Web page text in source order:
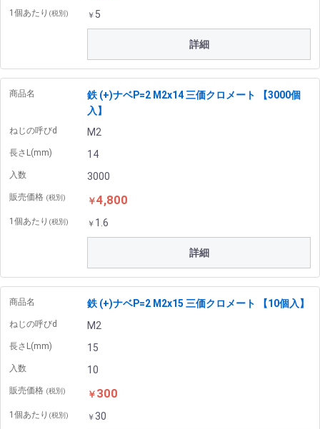
1個あたり (税別) ￥ 5
詳細
商品名
鉄 (+)ナベP=2 M2x14 三価クロメート 【3000個
入】
ねじの呼びd M2
長さL(mm) 14
入数 3000
販売価格 (税別) ￥4,800
1個あたり (税別) ￥ 1.6
詳細
商品名 鉄 (+)ナベP=2 M2x15 三価クロメート 【10個入】
ねじの呼びd M2
長さL(mm) 15
入数 10
販売価格 (税別) ￥ 300
1個あたり (税別) ￥ 30